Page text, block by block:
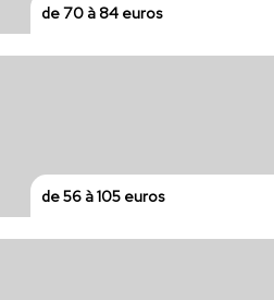
de 70 à 84 euros
de 56 à 105 euros